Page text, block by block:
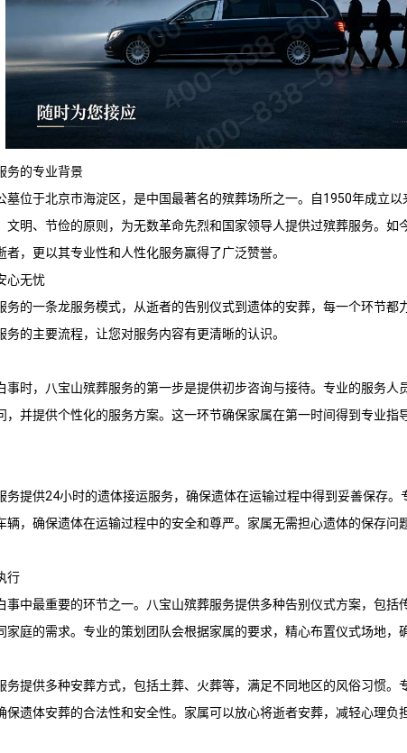
务的专业背景
墓位于北京市海淀区，是中国最著名的殡葬场所之一。自1950年成立以
文明、节俭的原则，为无数革命先烈和国家领导人提供过殡葬服务。如今
者，更以其专业性和人性化服务赢得了广泛赞誉。
心无忧
务的一条龙服务模式，从逝者的告别仪式到遗体的安葬，每一个环节都
务的主要流程，让您对服务内容有更清晰的认识。
时，
八宝山殡葬服务的第一步是提供初步咨询与接待。专业的服务人
，并提供个性化的服务方案。这一环节确保家属在第一时间得到专业指
务提供24小时的遗体接运服务，确保遗体在运输过程中得到妥善保存。
辆，确保遗体在运输过程中的安全和尊严。家属无需担心遗体的保存问
行
事中最重要的环节之一。
八宝山殡葬服务提供多种告别仪式方案，包括
家庭的需求。专业的策划团队会根据家属的要求，精心布置仪式场地，
务提供多种安葬方式，包括土葬、火葬等，满足不同地区的风俗习惯。
保遗体安葬的合法性和安全性。家属可以放心将逝者安葬，减轻心理负担